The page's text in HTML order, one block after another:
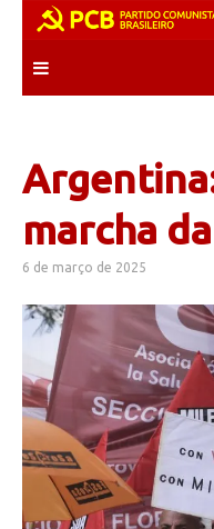
content
marcha
6 de março de 2025